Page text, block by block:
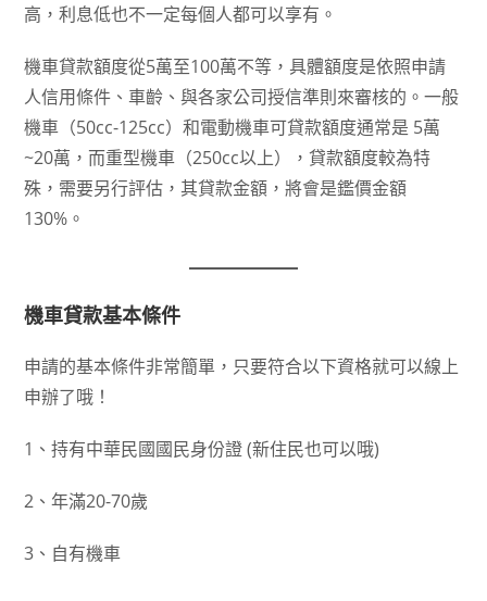
高，利息低也不一定每個人都可以享有。
機車貸款額度從5萬至100萬不等，具體額度是依照申請
人信用條件、車齡、與各家公司授信準則來審核的。一般
機車（50cc-125cc）和電動機車可貸款額度通常是 5萬
~20萬，而重型機車（250cc以上），貸款額度較為特
殊，需要另行評估，其貸款金額，將會是鑑價金額
130%。
機車貸款基本條件
申請的基本條件非常簡單，只要符合以下資格就可以線上
申辦了哦！
1、持有中華民國國民身份證 (新住民也可以哦)
2、年滿20-70歲
3、自有機車